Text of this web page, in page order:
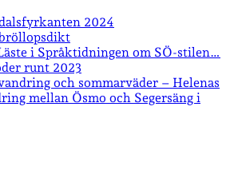
2024
i Språktidningen om SÖ-stilen…
runt 2023
och sommarväder – Helenas
mellan Ösmo och Segersäng i